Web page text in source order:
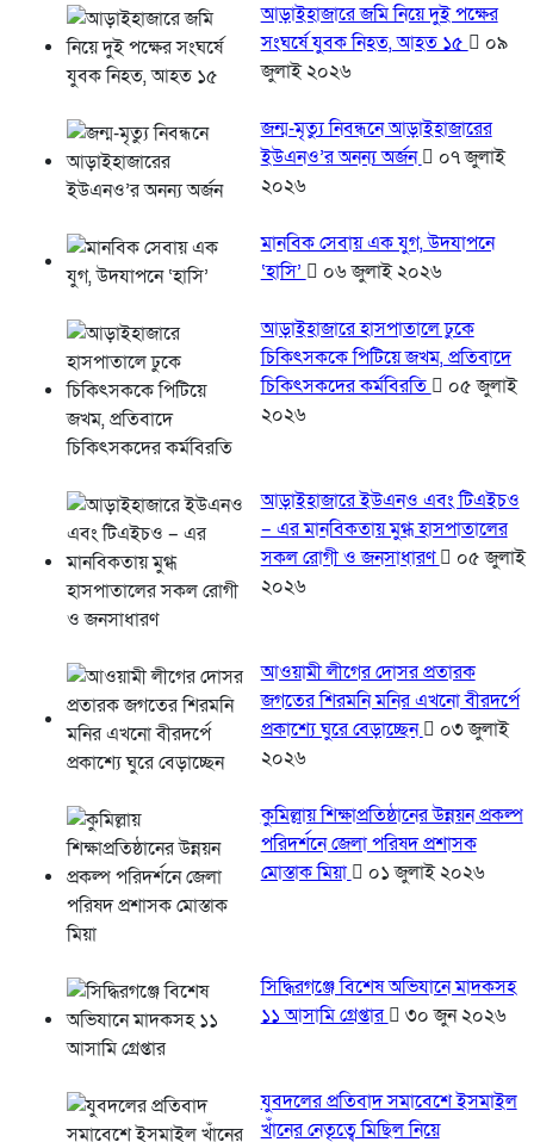
আড়াইহাজারে জমি নিয়ে দুই পক্ষের
সংঘর্ষে যুবক নিহত, আহত ১৫
০৯
জুলাই ২০২৬
জন্ম-মৃত্যু নিবন্ধনে আড়াইহাজারের
ইউএনও’র অনন্য অর্জন
০৭ জুলাই
২০২৬
মানবিক সেবায় এক যুগ, উদযাপনে
‘হাসি’
০৬ জুলাই ২০২৬
আড়াইহাজারে হাসপাতালে ঢুকে
চিকিৎসককে পিটিয়ে জখম, প্রতিবাদে
চিকিৎসকদের কর্মবিরতি
০৫ জুলাই
২০২৬
আড়াইহাজারে ইউএনও এবং টিএইচও
– এর মানবিকতায় মুগ্ধ হাসপাতালের
সকল রোগী ও জনসাধারণ
০৫ জুলাই
২০২৬
আওয়ামী লীগের দোসর প্রতারক
জগতের শিরমনি মনির এখনো বীরদর্পে
প্রকাশ্যে ঘুরে বেড়াচ্ছেন
০৩ জুলাই
২০২৬
কুমিল্লায় শিক্ষাপ্রতিষ্ঠানের উন্নয়ন প্রকল্প
পরিদর্শনে জেলা পরিষদ প্রশাসক
মোস্তাক মিয়া
০১ জুলাই ২০২৬
সিদ্ধিরগঞ্জে বিশেষ অভিযানে মাদকসহ
১১ আসামি গ্রেপ্তার
৩০ জুন ২০২৬
যুবদলের প্রতিবাদ সমাবেশে ইসমাইল
খাঁনের নেতৃত্বে মিছিল নিয়ে